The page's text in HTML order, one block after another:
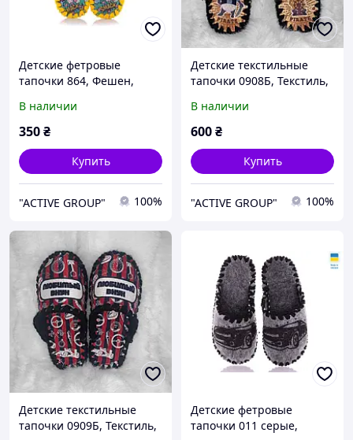
Детские фетровые
тапочки 864, Фешен,
Фетр
В наличии
350₴
Купить
"ACTIVE GROUP" 100%
Детские текстильные
тапочки 0908Б, Текстиль,
Текстиль
В наличии
600₴
Купить
"ACTIVE GROUP" 100%
Детские текстильные
тапочки 0909Б, Текстиль,
Детские фетровые
тапочки 011 серые,